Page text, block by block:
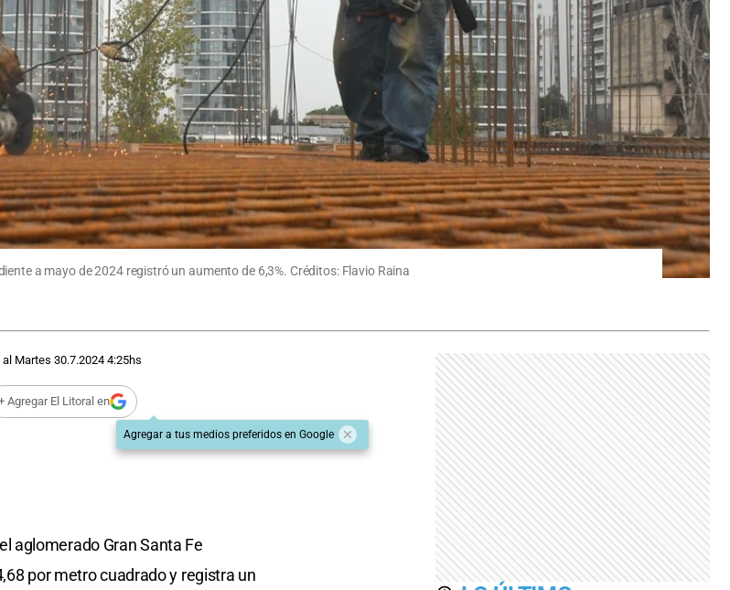
a mayo de 2024 registró un aumento de 6,3%. Créditos: Flavio Raina
Martes 30.7.2024 4:25hs
Agregar El Litoral en
Agregar a tus medios preferidos en Google
aglomerado Gran Santa Fe
por metro cuadrado y registra un